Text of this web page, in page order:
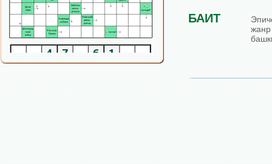
БАИТ